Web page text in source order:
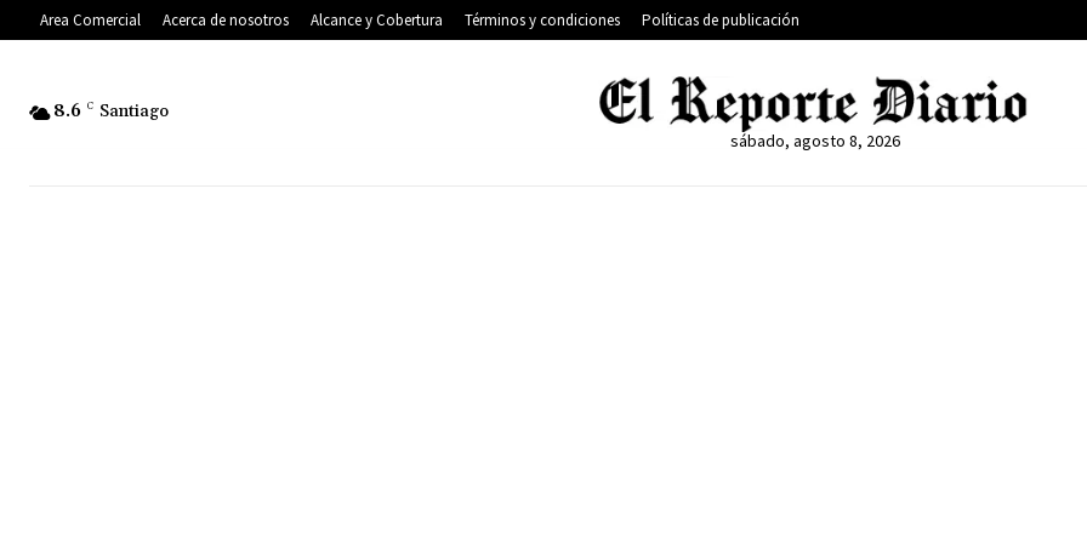
Area Comercial Acerca de nosotros Alcance y Cobertura Términos y condiciones Políticas de publicación
8.6 C Santiago
sábado, agosto 8, 2026